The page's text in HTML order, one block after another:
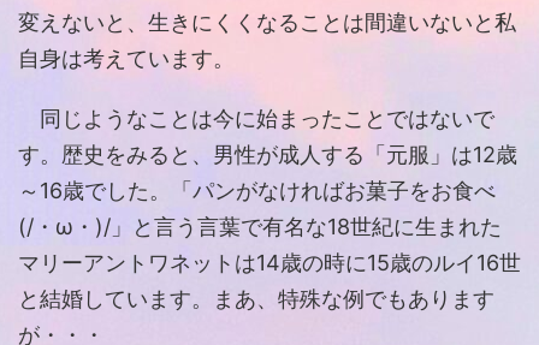
変えないと、生きにくくなることは間違いないと私
自身は考えています。
同じようなことは今に始まったことではないで
す。歴史をみると、男性が成人する「元服」は12歳
～16歳でした。「パンがなければお菓子をお食べ
(/・ω・)/」と言う言葉で有名な18世紀に生まれた
マリーアントワネットは14歳の時に15歳のルイ16世
と結婚しています。まあ、特殊な例でもあります
が・・・